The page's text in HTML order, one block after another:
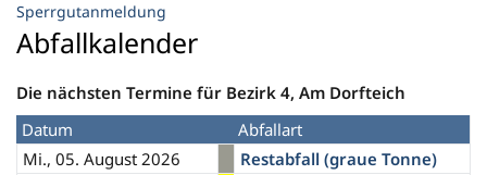
Sperrgutanmeldung
Abfallkalender
Die nächsten Termine für Bezirk 4, Am Dorfteich
Datum
Abfallart
Mi., 05. August 2026
Restabfall (graue Tonne)